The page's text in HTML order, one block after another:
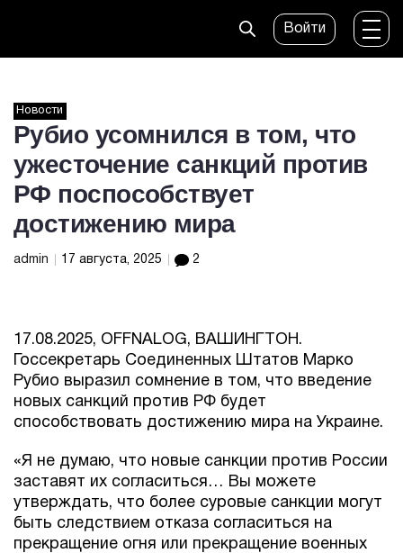
Войти
Новости
Рубио усомнился в том, что
ужесточение санкций против
РФ поспособствует
достижению мира
admin 17 августа, 2025 2
17.08.2025, OFFNALOG, ВАШИНГТОН.
Госсекретарь Соединенных Штатов Марко
Рубио выразил сомнение в том, что введение
новых санкций против РФ будет
способствовать достижению мира на Украине.
«Я не думаю, что новые санкции против России
заставят их согласиться… Вы можете
утверждать, что более суровые санкции могут
быть следствием отказа согласиться на
прекращение огня или прекращение военных